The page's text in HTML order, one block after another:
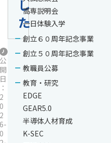
し
た
公
開
日
：
2
0
2
6-
0
高専説明会
一日体験入学
創立６０周年記念事業
創立５０周年記念事業
教職員公募
教育・研究
EDGE
GEAR5.0
半導体人材育成
K-SEC